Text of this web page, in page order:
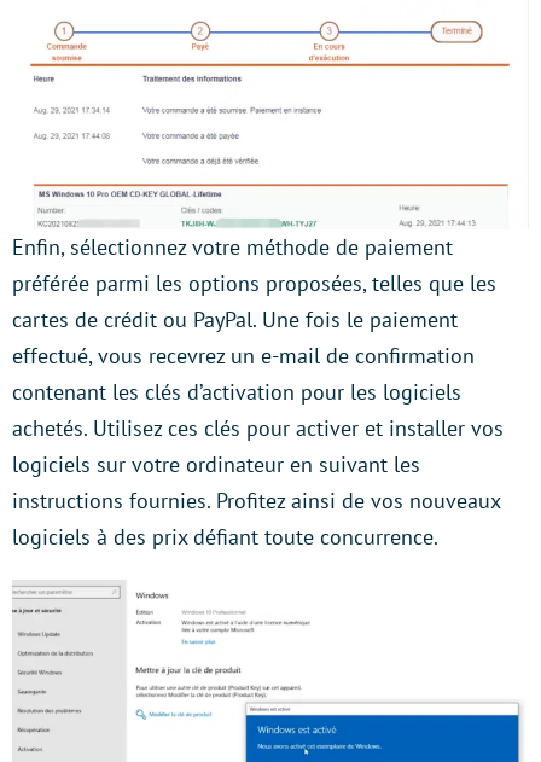
Enfin, sélectionnez votre méthode de paiement
préférée parmi les options proposées, telles que les
cartes de crédit ou PayPal. Une fois le paiement
effectué, vous recevrez un e-mail de confirmation
contenant les clés d’activation pour les logiciels
achetés. Utilisez ces clés pour activer et installer vos
logiciels sur votre ordinateur en suivant les
instructions fournies. Profitez ainsi de vos nouveaux
logiciels à des prix défiant toute concurrence.